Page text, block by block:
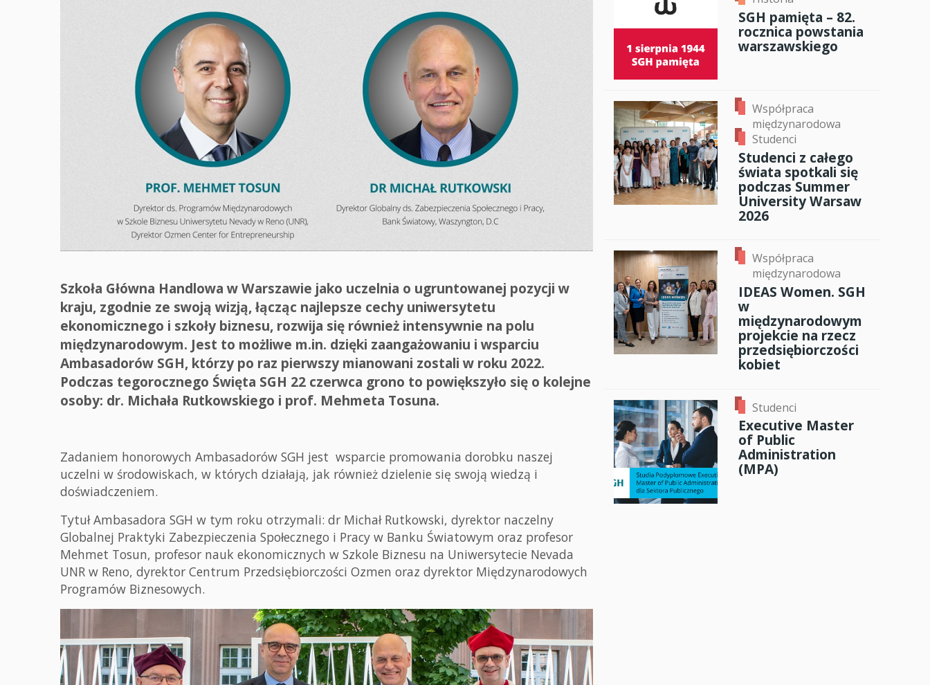
Współpraca międzynarodowa
Współpraca z otoczeniem
Szkoła Główna Handlowa w Warszawie jako uczelnia o ugruntowanej pozycji w
kraju, zgodnie ze swoją wizją, łącząc najlepsze cechy uniwersytetu
ekonomicznego i szkoły biznesu, rozwija się również intensywnie na polu
międzynarodowym. Jest to możliwe m.in. dzięki zaangażowaniu i wsparciu
Ambasadorów SGH, którzy po raz pierwszy mianowani zostali w roku 2022.
Podczas tegorocznego Święta SGH 22 czerwca grono to powiększyło się o kolejne
osoby: dr. Michała Rutkowskiego i prof. Mehmeta Tosuna.
Zadaniem honorowych Ambasadorów SGH jest wsparcie promowania dorobku naszej
uczelni w środowiskach, w których działają, jak również dzielenie się swoją wiedzą i
doświadczeniem.
Tytuł Ambasadora SGH w tym roku otrzymali: dr Michał Rutkowski, dyrektor naczelny
Globalnej Praktyki Zabezpieczenia Społecznego i Pracy w Banku Światowym oraz profesor
Mehmet Tosun, profesor nauk ekonomicznych w Szkole Biznesu na Uniwersytecie Nevada
UNR w Reno, dyrektor Centrum Przedsiębiorczości Ozmen oraz dyrektor Międzynarodowych
Programów Biznesowych.
SGH pamięta – 82.
rocznica powstania
warszawskiego
Współpraca
międzynarodowa
Studenci
Studenci z całego
świata spotkali się
podczas Summer
University Warsaw
2026
Współpraca
międzynarodowa
IDEAS Women. SGH
w
międzynarodowym
projekcie na rzecz
przedsiębiorczości
kobiet
Studenci
Executive Master
of Public
Administration
(MPA)